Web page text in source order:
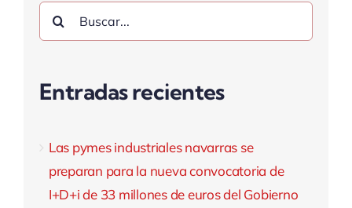
Buscar:
Entradas recientes
Las pymes industriales navarras se
preparan para la nueva convocatoria de
I+D+i de 33 millones de euros del Gobierno